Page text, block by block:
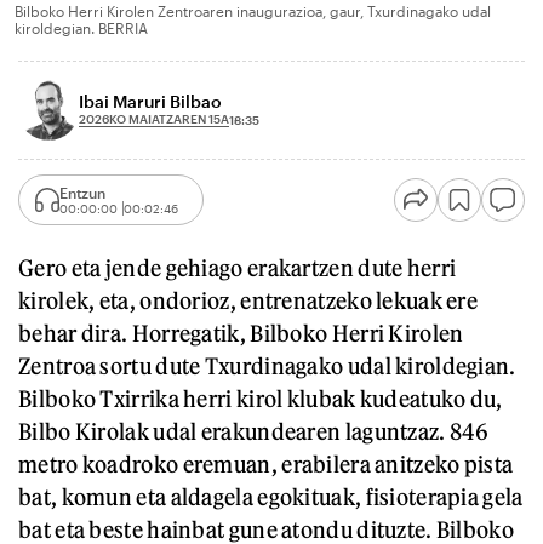
Bilboko Herri Kirolen Zentroaren inaugurazioa, gaur, Txurdinagako udal
kiroldegian. BERRIA
Ibai Maruri Bilbao
2026KO MAIATZAREN 15A18:35
Entzun
00:00:00 00:02:46
Gero eta jende gehiago erakartzen dute herri
kirolek, eta, ondorioz, entrenatzeko lekuak ere
behar dira. Horregatik, Bilboko Herri Kirolen
Zentroa sortu dute Txurdinagako udal kiroldegian.
Bilboko Txirrika herri kirol klubak kudeatuko du,
Bilbo Kirolak udal erakundearen laguntzaz. 846
metro koadroko eremuan, erabilera anitzeko pista
bat, komun eta aldagela egokituak, fisioterapia gela
bat eta beste hainbat gune atondu dituzte. Bilboko